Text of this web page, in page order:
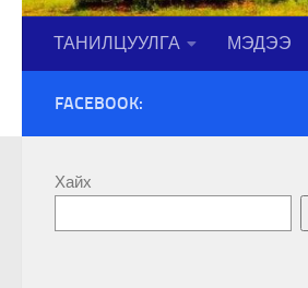
ТАНИЛЦУУЛГА МЭДЭЭ
FACEBOOK:
Хайх